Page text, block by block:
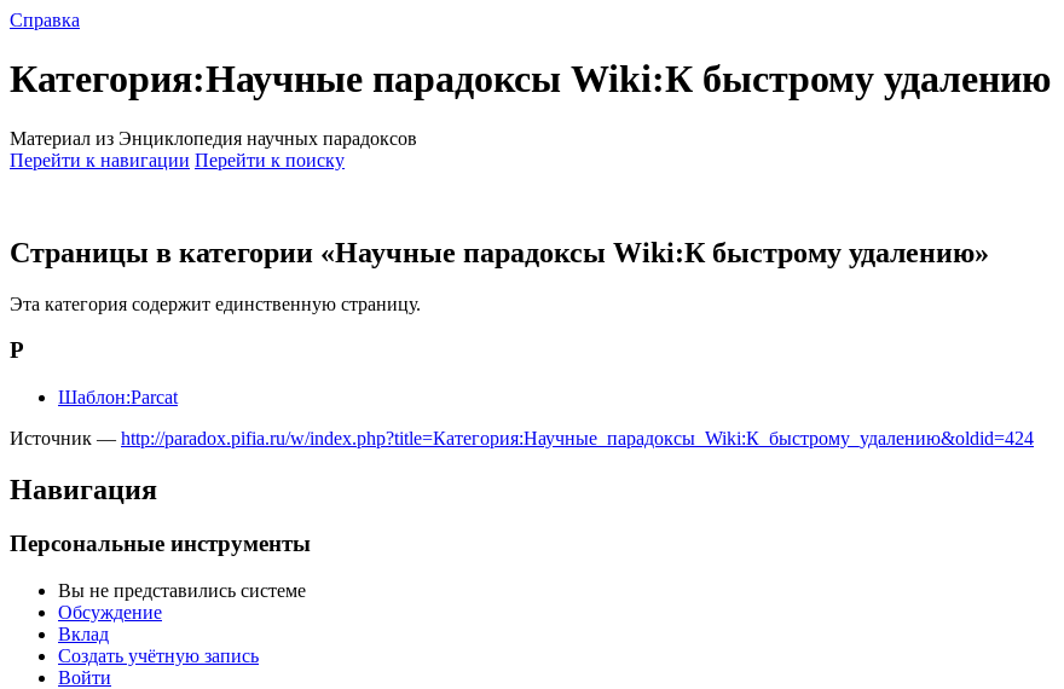
Справка
Категория:Научные парадоксы Wiki:К быстрому удалению
Материал из Энциклопедия научных парадоксов
Перейти к навигации Перейти к поиску
Страницы в категории «Научные парадоксы Wiki:К быстрому удалению»
Эта категория содержит единственную страницу.
P
Шаблон:Parcat
Источник — http://paradox.pifia.ru/w/index.php?title=Категория:Научные_парадоксы_Wiki:К_быстрому_удалению&oldid=424
Навигация
Персональные инструменты
Вы не представились системе
Обсуждение
Вклад
Создать учётную запись
Войти